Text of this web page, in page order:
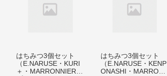
はちみつ3個セット
（E.NARUSE・KURI
＋・MARRONNIER
はちみつ3個セット
（E.NARUSE・KENP
ONASHI・MARRONN